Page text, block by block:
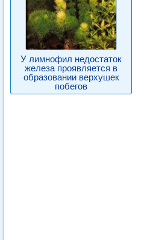
У лимнофил недостаток
железа проявляется в
образовании верхушек
побегов